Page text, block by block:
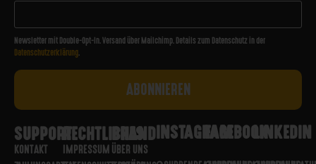
Newsletter mit Double-Opt-In. Versand über Mailchimp. Details zum Datenschutz in der
Datenschutzerklärung.
SUPPORT
KONTAKT
RECHTLICHES
IMPRESSUM
BRAND
ÜBER UNS
INSTAGRAMFACEBOOKLINKEDIN